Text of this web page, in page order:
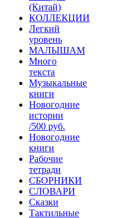
(Китай)
КОЛЛЕКЦИИ
Легкий
уровень
МАЛЫШАМ
Много
текста
Музыкальные
книги
Новогодние
истории
/500 руб.
Новогодние
книги
Рабочие
тетради
СБОРНИКИ
СЛОВАРИ
Сказки
Тактильные